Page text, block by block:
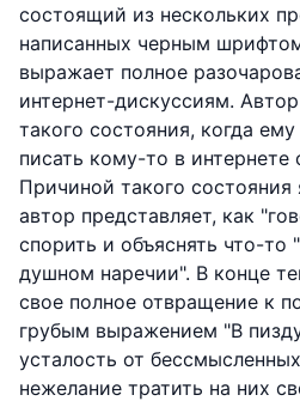
состоящий из нескольких
написанных черным
выражает полное
интернет-дискуссиям.
такого состояния, когда
писать кому-то в интернете
Причиной такого состояния
автор представляет, как
спорить и объяснять что-то
душном наречии". В конце
свое полное отвращение к
грубым выражением "В
усталость от
нежелание тратить на них